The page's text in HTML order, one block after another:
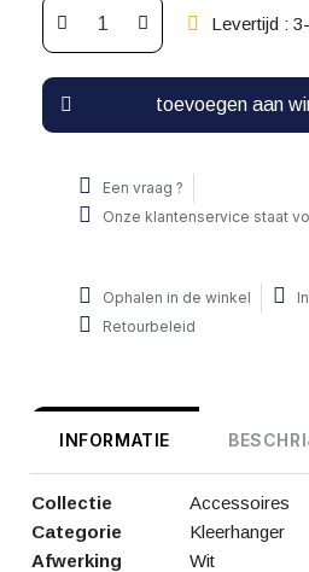
Levertijd :
toevoegen aan
Een vraag ?
Onze klantenservice staat
Ophalen in de winkel
Retourbeleid
INFORMATIE
Collectie
Accessoires
Categorie
Kleerhanger
Afwerking
Wit